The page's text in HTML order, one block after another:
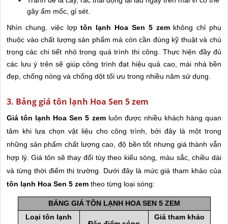
gây ẩm mốc, gỉ sét.
Nhìn chung, việc lợptôn lạnh Hoa Sen 5 zemkhông chỉ phụ
thuộc vào chất lượng sản phẩm mà còn cần đúng kỹ thuật và chú
trọng các chi tiết nhỏ trong quá trình thi công. Thực hiện đầy đủ
các lưu ý trên sẽ giúp công trình đạt hiệu quả cao, mái nhà bền
đẹp, chống nóng và chống dột tối ưu trong nhiều năm sử dụng.
3. Bảng giá tôn lạnh Hoa Sen 5 zem
Giá tôn lạnh Hoa Sen 5 zemluôn được nhiều khách hàng quan
tâm khi lựa chọn vật liệu cho công trình, bởi đây là một trong
những sản phẩm chất lượng cao, độ bền tốt nhưng giá thành vẫn
hợp lý. Giá tôn sẽ thay đổi tùy theo kiểu sóng, màu sắc, chiều dài
và từng thời điểm thị trường. Dưới đây là mức giá tham khảo của
tôn lạnh Hoa Sen 5 zem theo từng loại sóng:
BẢNG GIÁ TÔN LẠNH HOA SEN 5 ZEM
Loại tôn lạnh
Giá tham khảo